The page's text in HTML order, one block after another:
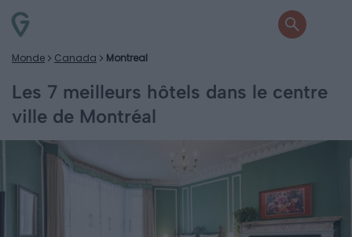
Monde Canada Montreal
Les 7 meilleurs hôtels dans le centre
ville de Montréal